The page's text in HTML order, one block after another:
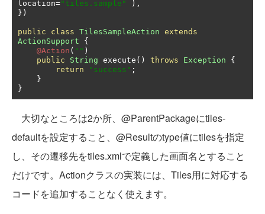
location="tiles.sample"
),
})
public class TilesSampleAction extends
ActionSupport
{
@Action ( "" )
public
String execute () throws Exception
{
return
"success" ;
}
}
大切なところは2か所、@ParentPackageにtiles-
defaultを設定すること、@Resultのtype値にtilesを指定
し、その遷移先をtiles.xmlで定義した画面名とすること
だけです。Actionクラスの実装には、Tiles用に対応する
コードを追加することなく使えます。